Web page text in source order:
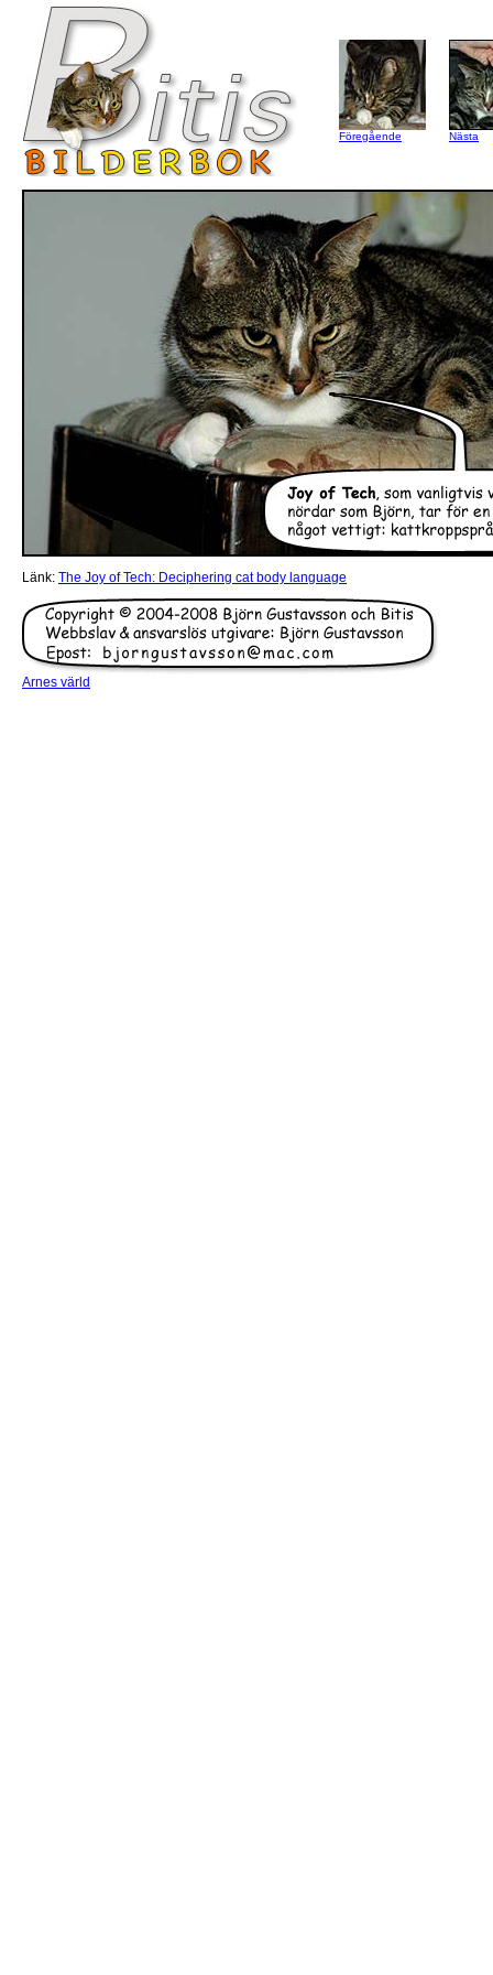
Föregående Nästa
Länk: The Joy of Tech: Deciphering cat body language
Arnes värld